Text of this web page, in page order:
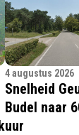
4 augustus 2026
Snelheid
Budel naar
uur